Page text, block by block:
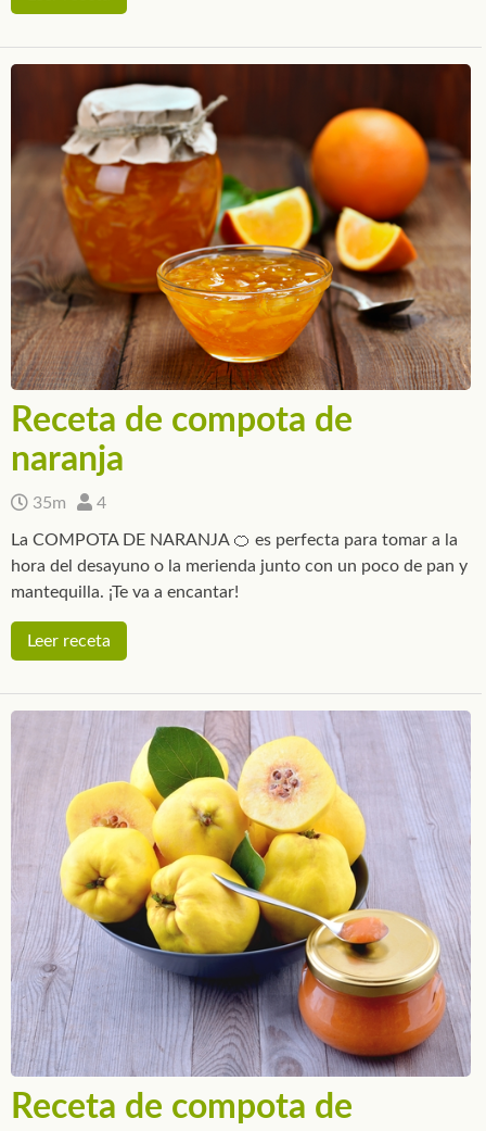
Receta de compota de
naranja
35m 4
La COMPOTA DE NARANJA 🍊 es perfecta para tomar a la
hora del desayuno o la merienda junto con un poco de pan y
mantequilla. ¡Te va a encantar!
Leer receta
Receta de compota de